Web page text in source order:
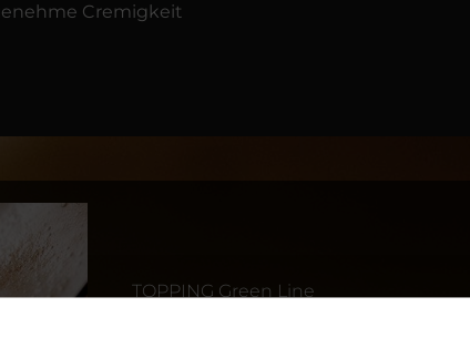
Cremigkeit
TOPPING Green Line
Die Kunst der